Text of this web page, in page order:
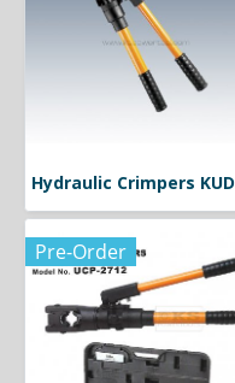
Pre-Order